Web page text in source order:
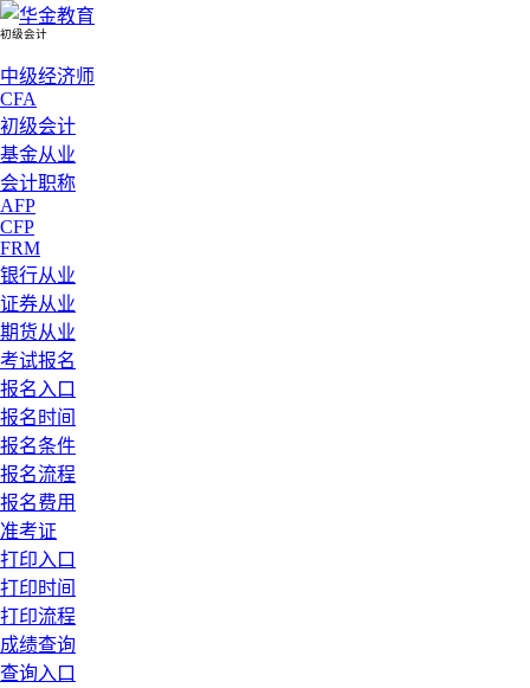
初级会计
中级经济师
CFA
初级会计
基金从业
会计职称
AFP
CFP
FRM
银行从业
证券从业
期货从业
考试报名
报名入口
报名时间
报名条件
报名流程
报名费用
准考证
打印入口
打印时间
打印流程
成绩查询
查询入口